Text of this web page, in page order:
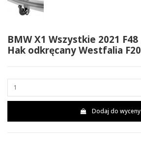
BMW X1 Wszystkie 2021 F48
Hak odkręcany Westfalia F20
Dodaj do wyceny